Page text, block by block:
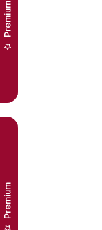
Premium
Premium